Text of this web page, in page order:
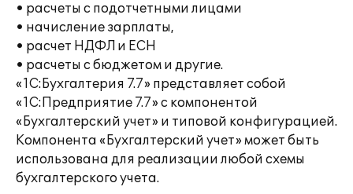
• расчеты с подотчетными лицами
• начисление зарплаты,
• расчет НДФЛ и ЕСН
• расчеты с бюджетом и другие.
«1С:Бухгалтерия 7.7» представляет собой
«1С:Предприятие 7.7» с компонентой
«Бухгалтерский учет» и типовой конфигурацией.
Компонента «Бухгалтерский учет» может быть
использована для реализации любой схемы
бухгалтерского учета.